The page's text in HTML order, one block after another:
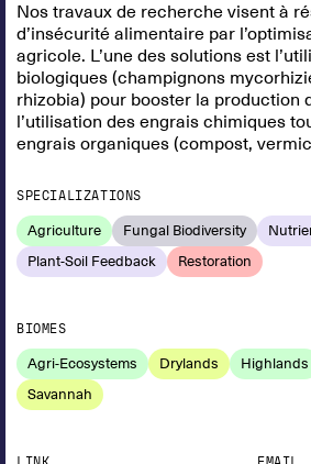
Nos travaux de recherche visent à
d’insécurité alimentaire par
agricole. L’une des solutions est
biologiques (champignons
rhizobia) pour booster la production
l’utilisation des engrais chimiques
engrais organiques (compost,
SPECIALIZATIONS
Agriculture Fungal Biodiversity
Plant-Soil Feedback
Restoration
BIOMES
Agri-Ecosystems Drylands Highlands
Savannah